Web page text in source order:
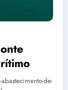
de-